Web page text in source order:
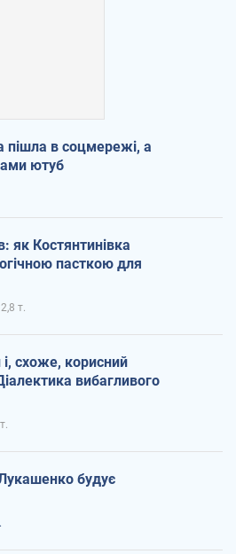
пішла в соцмережі, а
ютуб
як Костянтинівка
пасткою для
2,8 т.
схоже, корисний
вибагливого
будує